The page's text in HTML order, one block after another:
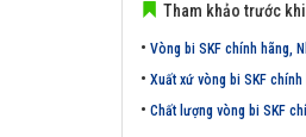
Tham khảo trước
• Vòng bi SKF chính hãng,
• Xuất xứ vòng bi SKF
• Chất lượng vòng bi SKF